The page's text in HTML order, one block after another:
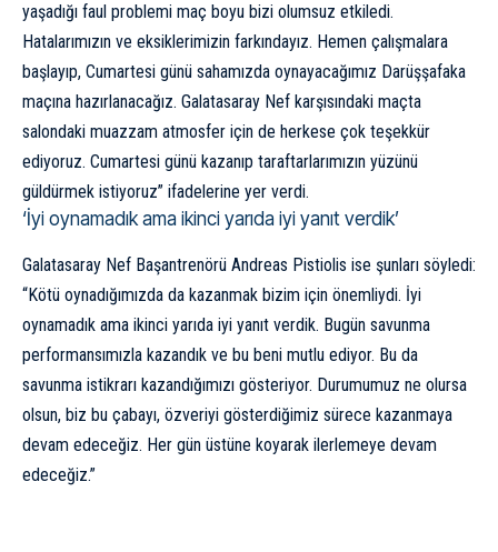
yaşadığı faul problemi maç boyu bizi olumsuz etkiledi.
Hatalarımızın ve eksiklerimizin farkındayız. Hemen çalışmalara
başlayıp, Cumartesi günü sahamızda oynayacağımız Darüşşafaka
maçına hazırlanacağız. Galatasaray Nef karşısındaki maçta
salondaki muazzam atmosfer için de herkese çok teşekkür
ediyoruz. Cumartesi günü kazanıp taraftarlarımızın yüzünü
güldürmek istiyoruz” ifadelerine yer verdi.
‘İyi oynamadık ama ikinci yarıda iyi yanıt verdik’
Galatasaray Nef Başantrenörü Andreas Pistiolis ise şunları söyledi:
“Kötü oynadığımızda da kazanmak bizim için önemliydi. İyi
oynamadık ama ikinci yarıda iyi yanıt verdik. Bugün savunma
performansımızla kazandık ve bu beni mutlu ediyor. Bu da
savunma istikrarı kazandığımızı gösteriyor. Durumumuz ne olursa
olsun, biz bu çabayı, özveriyi gösterdiğimiz sürece kazanmaya
devam edeceğiz. Her gün üstüne koyarak ilerlemeye devam
edeceğiz.”